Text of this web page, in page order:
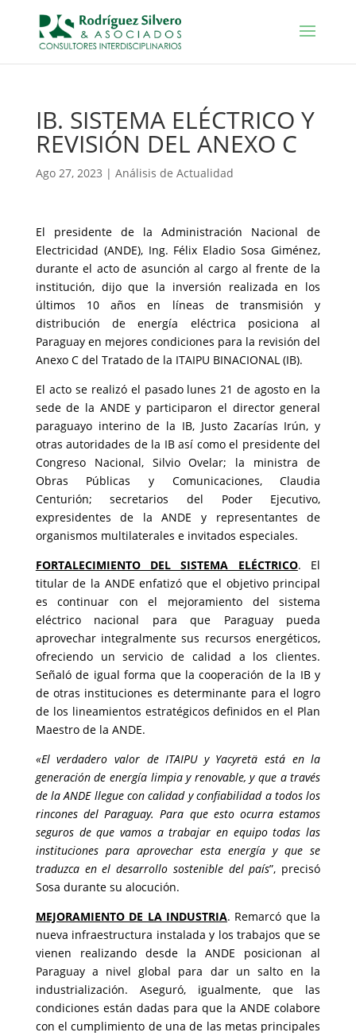
IB. SISTEMA ELÉCTRICO Y
REVISIÓN DEL ANEXO C
Ago 27, 2023 | Análisis de Actualidad
El presidente de la Administración Nacional de
Electricidad (ANDE), Ing. Félix Eladio Sosa Giménez,
durante el acto de asunción al cargo al frente de la
institución, dijo que la inversión realizada en los
últimos 10 años en líneas de transmisión y
distribución de energía eléctrica posiciona al
Paraguay en mejores condiciones para la revisión del
Anexo C del Tratado de la ITAIPU BINACIONAL (IB).
El acto se realizó el pasado lunes 21 de agosto en la
sede de la ANDE y participaron el director general
paraguayo interino de la IB, Justo Zacarías Irún, y
otras autoridades de la IB así como el presidente del
Congreso Nacional, Silvio Ovelar; la ministra de
Obras Públicas y Comunicaciones, Claudia
Centurión; secretarios del Poder Ejecutivo,
expresidentes de la ANDE y representantes de
organismos multilaterales e invitados especiales.
FORTALECIMIENTO DEL SISTEMA ELÉCTRICO. El
titular de la ANDE enfatizó que el objetivo principal
es continuar con el mejoramiento del sistema
eléctrico nacional para que Paraguay pueda
aprovechar integralmente sus recursos energéticos,
ofreciendo un servicio de calidad a los clientes.
Señaló de igual forma que la cooperación de la IB y
de otras instituciones es determinante para el logro
de los lineamientos estratégicos definidos en el Plan
Maestro de la ANDE.
«El verdadero valor de ITAIPU y Yacyretä está en la
generación de energía limpia y renovable, y que a través
de la ANDE llegue con calidad y confiabilidad a todos los
rincones del Paraguay. Para que esto ocurra estamos
seguros de que vamos a trabajar en equipo todas las
instituciones para aprovechar esta energía y que se
traduzca en el desarrollo sostenible del país”, precisó
Sosa durante su alocución.
MEJORAMIENTO DE LA INDUSTRIA. Remarcó que la
nueva infraestructura instalada y los trabajos que se
vienen realizando desde la ANDE posicionan al
Paraguay a nivel global para dar un salto en la
industrialización. Aseguró, igualmente, que las
condiciones están dadas para que la ANDE colabore
con el cumplimiento de una de las metas principales